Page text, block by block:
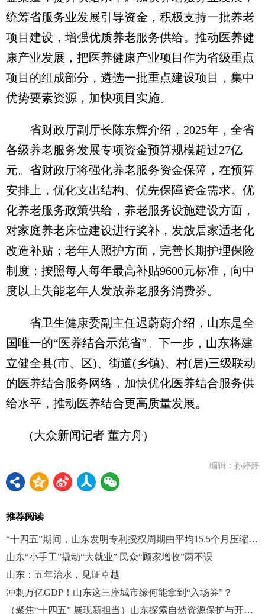
统筹省服务业发展引导资金，积极支持一批养老
项目建设，增强优质养老服务供给。推动医养健
康产业发展，把医养健康产业项目作为省级重点
项目的组成部分，遴选一批重点建设项目，集中
优势要素资源，加快项目实施。
省财政厅副厅长陈东辉介绍，2025年，全省
各级养老服务发展专项资金预算规模超过27亿
元。省财政厅将强化养老服务资金保障，在预算
安排上，优化支出结构、优先保障资金需求。优
化养老服务政策供给，养老服务设施建设方面，
对家庭养老床位建设进行奖补，发放居家适老化
改造补贴；老年人照护方面，完善长期护理保险
制度；按照每人每年最高补贴9600元标准，向中
度以上失能老年人发放养老服务消费券。
省卫生健康委副主任迟蔚蔚介绍，山东是全
国唯一的“医养结合示范省”。下一步，山东将建
立健全县(市、区)、街道(乡镇)、村(居)三级联动
的医养结合服务网络，加快优化医养结合服务供
给水平，推动医养结合更高质量发展。
(大众新闻记者 董方舟)
编辑：孙婷婷
推荐阅读
“十四五”期间，山东发明专利授权周期由平均15.5个月压缩至70天
山东“小手工”撬动“大就业” 民众“顾家增收”两不误
山东：五年治水，见证卓越
冲刺万亿GDP！山东这三座城市缘何能拿到“入场券”？
（聚焦“十四五” 展现新担当）山东探索自然资源保护与开发协同路径